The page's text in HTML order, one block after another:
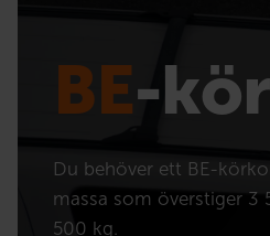
BE-
Du behöver ett BE-
massa som överstiger 3
500 kg.